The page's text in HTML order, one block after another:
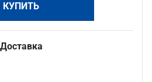
КУПИТЬ
Доставка